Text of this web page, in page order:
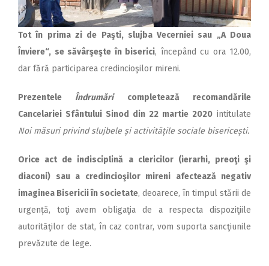
Tot în prima zi de Paşti, slujba Vecerniei sau „A Doua
Înviere“, se săvârşeşte în biserici, începând cu ora 12.00,
dar fără participarea credincioşilor mireni.
Prezentele Îndrumări completează recomandările
Cancelariei Sfântului Sinod din 22 martie 2020 in­titulate
Noi măsuri privind slujbele și activitățile sociale bisericești.
Orice act de indisciplină a clericilor (ierarhi, preoţi şi
diaconi) sau a credincioşilor mireni afectează negativ
imaginea Bisericii în societate, deoarece, în timpul stării de
urgență, toţi avem obligaţia de a respecta dispoziţiile
autorităţilor de stat, în caz contrar, vom suporta sancţiunile
prevăzute de lege.